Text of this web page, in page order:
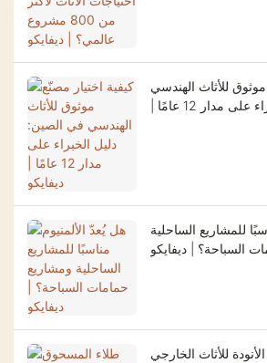
للأثاث الهندسي
في الصين: دليل الخبراء على مدار 12 عامًا |
للمشاريع الساحلية
السباحة؟ | ديفايكو
للأثاث الخارجي